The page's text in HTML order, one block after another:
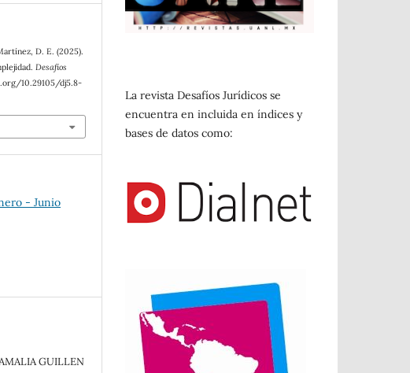
D. E. (2025).
Desafíos
10.29105/dj5.8-
- Junio
GUILLEN
La revista Desafíos Jurídicos se
encuentra en incluida en índices y
bases de datos como: